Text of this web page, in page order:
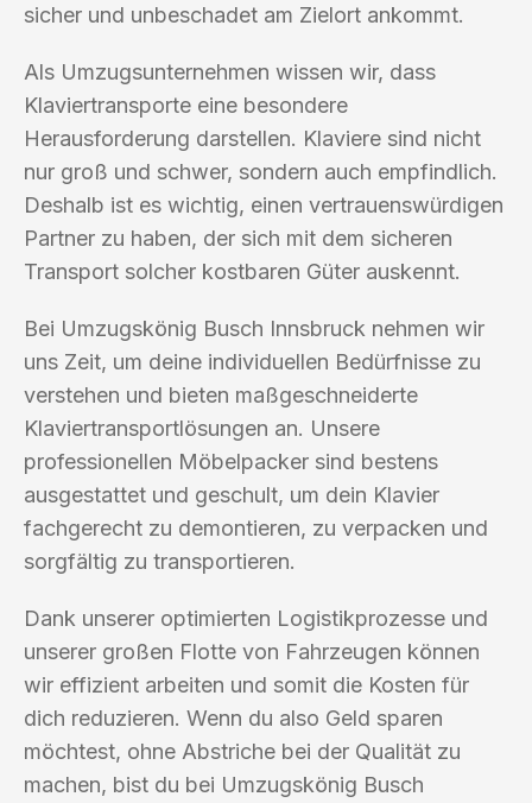
sicher und unbeschadet am Zielort ankommt.
Als Umzugsunternehmen wissen wir, dass
Klaviertransporte eine besondere
Herausforderung darstellen. Klaviere sind nicht
nur groß und schwer, sondern auch empfindlich.
Deshalb ist es wichtig, einen vertrauenswürdigen
Partner zu haben, der sich mit dem sicheren
Transport solcher kostbaren Güter auskennt.
Bei Umzugskönig Busch Innsbruck nehmen wir
uns Zeit, um deine individuellen Bedürfnisse zu
verstehen und bieten maßgeschneiderte
Klaviertransportlösungen an. Unsere
professionellen Möbelpacker sind bestens
ausgestattet und geschult, um dein Klavier
fachgerecht zu demontieren, zu verpacken und
sorgfältig zu transportieren.
Dank unserer optimierten Logistikprozesse und
unserer großen Flotte von Fahrzeugen können
wir effizient arbeiten und somit die Kosten für
dich reduzieren. Wenn du also Geld sparen
möchtest, ohne Abstriche bei der Qualität zu
machen, bist du bei Umzugskönig Busch